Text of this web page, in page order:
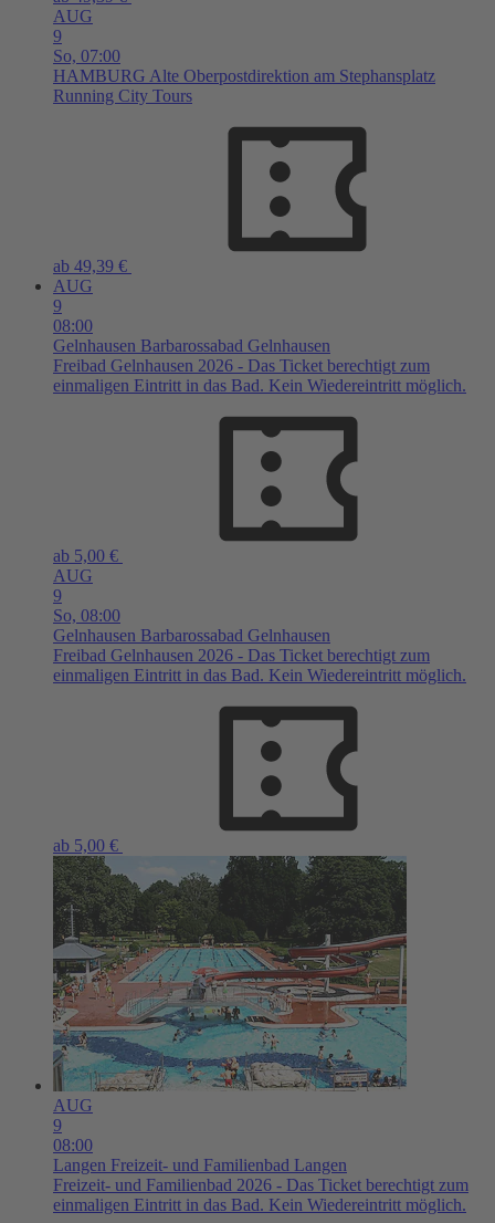
AUG
9
So, 07:00
HAMBURG Alte Oberpostdirektion am Stephansplatz
Running City Tours
ab 49,39 €
AUG
9
08:00
Gelnhausen Barbarossabad Gelnhausen
Freibad Gelnhausen 2026 - Das Ticket berechtigt zum
einmaligen Eintritt in das Bad. Kein Wiedereintritt möglich.
ab 5,00 €
AUG
9
So, 08:00
Gelnhausen Barbarossabad Gelnhausen
Freibad Gelnhausen 2026 - Das Ticket berechtigt zum
einmaligen Eintritt in das Bad. Kein Wiedereintritt möglich.
ab 5,00 €
AUG
9
08:00
Langen Freizeit- und Familienbad Langen
Freizeit- und Familienbad 2026 - Das Ticket berechtigt zum
einmaligen Eintritt in das Bad. Kein Wiedereintritt möglich.